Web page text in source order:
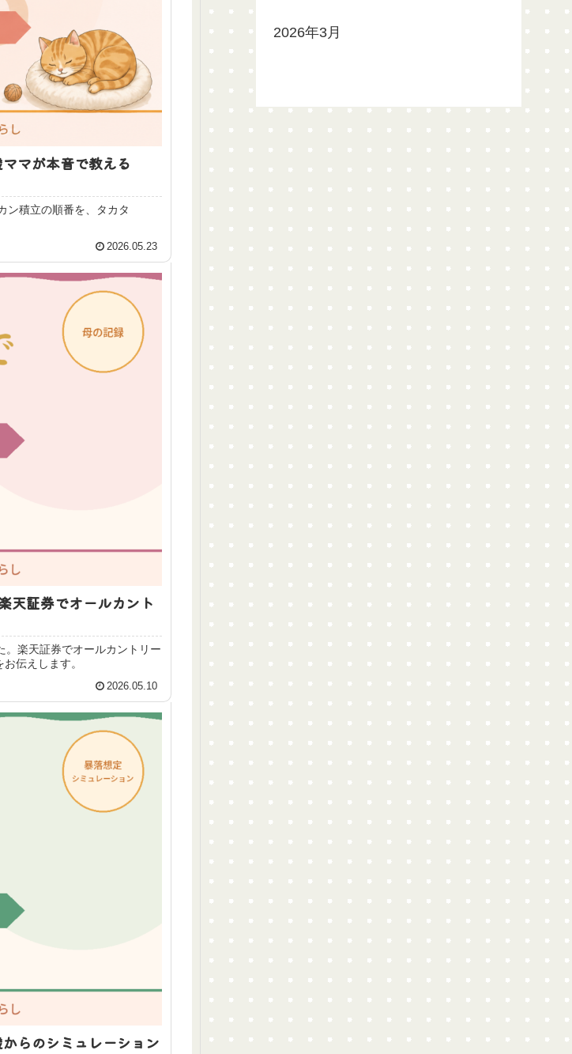
マが本音で教える
積立の順番を、タカタ
2026.05.23
天証券でオールカント
。楽天証券でオールカントリー
伝えします。
2026.05.10
らのシミュレーション
2026年3月